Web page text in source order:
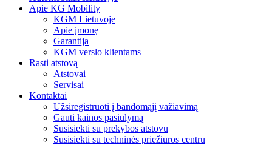
Apie KG Mobility
KGM Lietuvoje
Apie įmonę
Garantija
KGM verslo klientams
Rasti atstovą
Atstovai
Servisai
Kontaktai
Užsiregistruoti į bandomąjį važiavimą
Gauti kainos pasiūlymą
Susisiekti su prekybos atstovu
Susisiekti su techninės priežiūros centru